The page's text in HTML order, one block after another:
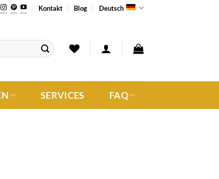
Kontakt Blog Deutsch
SERVICES FAQ